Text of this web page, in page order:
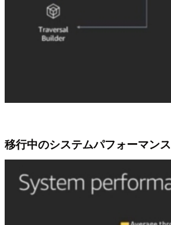
移行中のシステムパフォーマンス